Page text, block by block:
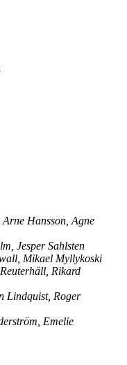
Hansson, Agne
Jesper Sahlsten
Mikael Myllykoski
Rikard
Lindquist, Roger
Emelie